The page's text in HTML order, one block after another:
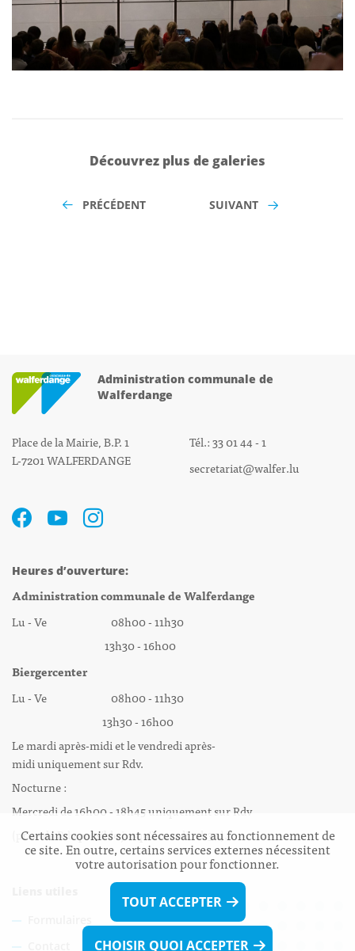
Découvrez plus de galeries
PRÉCÉDENT SUIVANT
Administration communale de
Walferdange
Place de la Mairie, B.P. 1
L-7201 WALFERDANGE
Tél.: 33 01 44 - 1
secretariat@walfer.lu
Heures d’ouverture:
Administration communale de Walferdange
Lu - Ve 08h00 - 11h30
13h30 - 16h00
Biergercenter
Lu - Ve 08h00 - 11h30
13h30 - 16h00
Le mardi après-midi et le vendredi après-
midi uniquement sur Rdv.
Nocturne :
Mercredi de 16h00 - 18h45 uniquement sur Rdv
(prise de Rdv possible jusqu'à mardi 11h30).
Certains cookies sont nécessaires au fonctionnement de
ce site. En outre, certains services externes nécessitent
votre autorisation pour fonctionner.
TOUT ACCEPTER
CHOISIR QUOI ACCEPTER